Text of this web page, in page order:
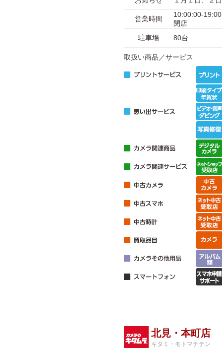
営業時間
10:00:00-
閉店
駐車場
80台
取扱い商品／サービス
北見・本町店
キタミ・モトマチテン